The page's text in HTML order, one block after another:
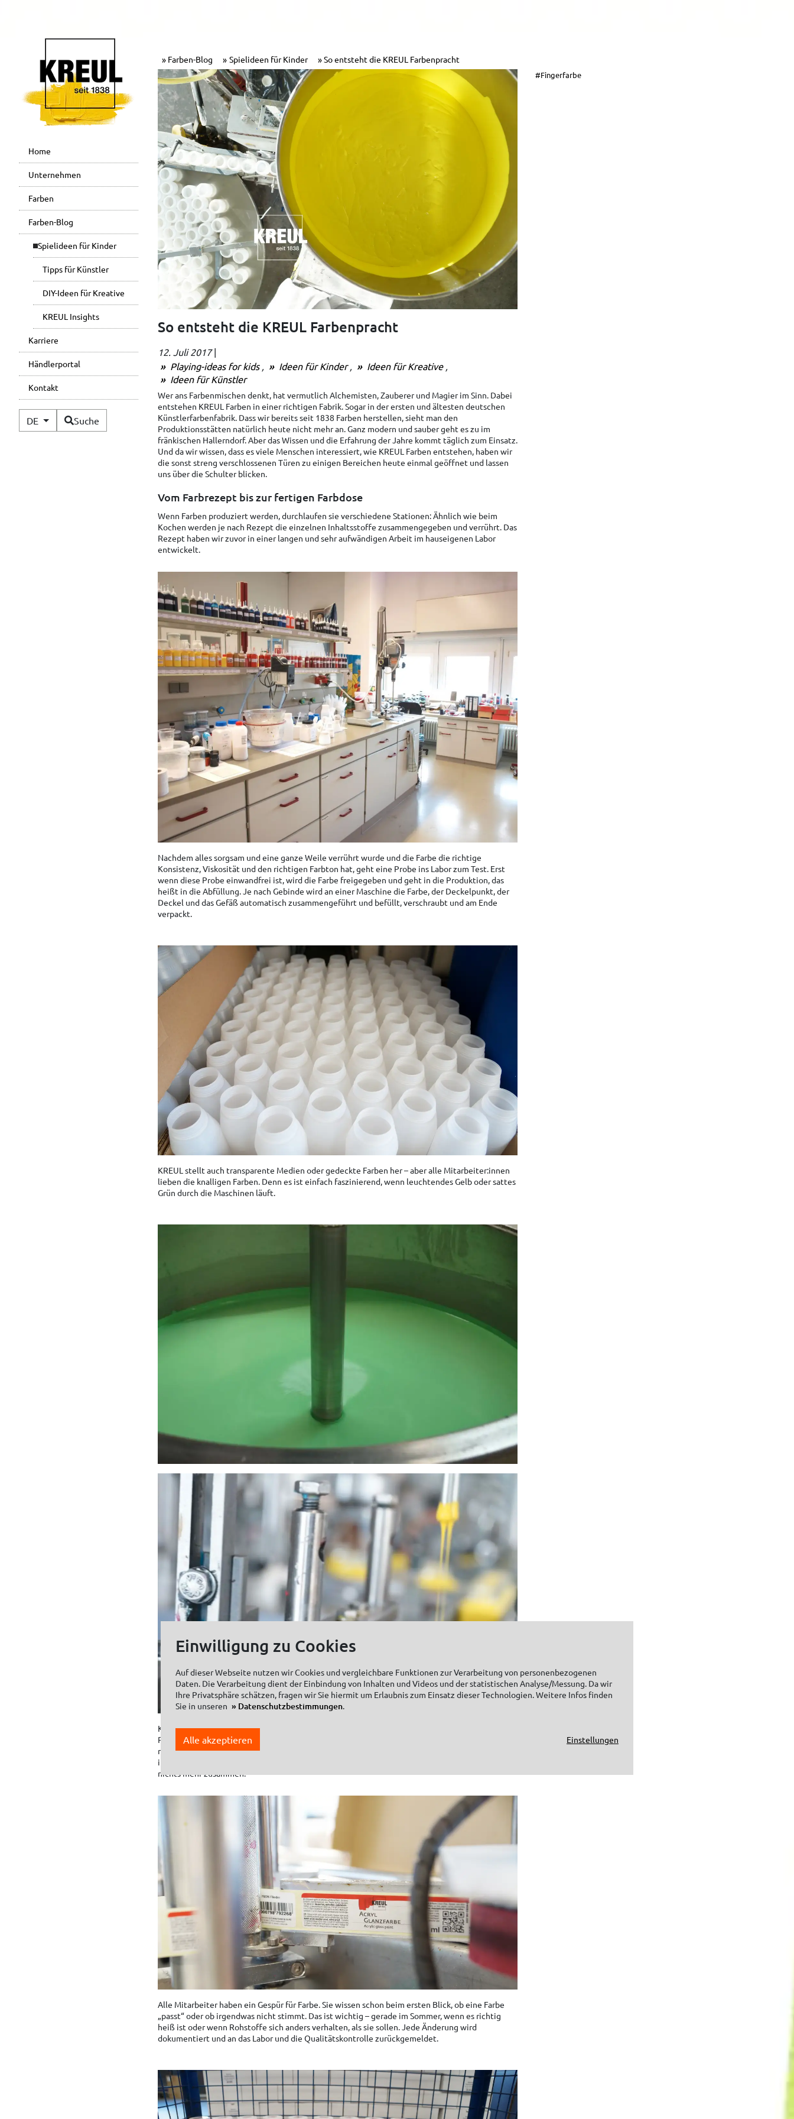
Home
Unternehmen
Farben
Farben-Blog
Spielideen für Kinder
Tipps für Künstler
DIY-Ideen für Kreative
KREUL Insights
Karriere
Händlerportal
Kontakt
DE Verfügbare Sprachen
Suche
Farben-Blog Spielideen für Kinder So entsteht die KREUL Farbenpracht
So entsteht die KREUL Farbenpracht
12. Juli 2017|
Playing-ideas for kids
Ideen für Kinder
Ideen für Kreative
Ideen für Künstler
Wer ans Farbenmischen denkt, hat vermutlich Alchemisten, Zauberer und Magier im Sinn. Dabei
entstehen KREUL Farben in einer richtigen Fabrik. Sogar in der ersten und ältesten deutschen
Künstlerfarbenfabrik. Dass wir bereits seit 1838 Farben herstellen, sieht man den
Produktionsstätten natürlich heute nicht mehr an. Ganz modern und sauber geht es zu im
fränkischen Hallerndorf. Aber das Wissen und die Erfahrung der Jahre kommt täglich zum Einsatz.
Und da wir wissen, dass es viele Menschen interessiert, wie KREUL Farben entstehen, haben wir
die sonst streng verschlossenen Türen zu einigen Bereichen heute einmal geöffnet und lassen
uns über die Schulter blicken.
Vom Farbrezept bis zur fertigen Farbdose
Wenn Farben produziert werden, durchlaufen sie verschiedene Stationen: Ähnlich wie beim
Kochen werden je nach Rezept die einzelnen Inhaltsstoffe zusammengegeben und verrührt. Das
Rezept haben wir zuvor in einer langen und sehr aufwändigen Arbeit im hauseigenen Labor
entwickelt.
Nachdem alles sorgsam und eine ganze Weile verrührt wurde und die Farbe die richtige
Konsistenz, Viskosität und den richtigen Farbton hat, geht eine Probe ins Labor zum Test. Erst
wenn diese Probe einwandfrei ist, wird die Farbe freigegeben und geht in die Produktion, das
heißt in die Abfüllung. Je nach Gebinde wird an einer Maschine die Farbe, der Deckelpunkt, der
Deckel und das Gefäß automatisch zusammengeführt und befüllt, verschraubt und am Ende
verpackt.
KREUL stellt auch transparente Medien oder gedeckte Farben her – aber alle Mitarbeiter:innen
lieben die knalligen Farben. Denn es ist einfach faszinierend, wenn leuchtendes Gelb oder sattes
Grün durch die Maschinen läuft.
KREUL Farben werden zwar kreativ und oftmals wild eingesetzt – bei allen
Produktionsprozessen muss jedoch sauber und ordentlich gearbeitet werden. Alles greift
nahtlos und reibungslos ineinander. Das heißt, auch die Etiketten und leeren Dosen müssen
immer so aussehen wie sie am Anfang der Produkteinführung definiert wurden, ansonsten passt
nichts mehr zusammen.
Alle Mitarbeiter haben ein Gespür für Farbe. Sie wissen schon beim ersten Blick, ob eine Farbe
„passt“ oder ob irgendwas nicht stimmt. Das ist wichtig – gerade im Sommer, wenn es richtig
heiß ist oder wenn Rohstoffe sich anders verhalten, als sie sollen. Jede Änderung wird
dokumentiert und an das Labor und die Qualitätskontrolle zurückgemeldet.
#Fingerfarbe
Einwilligung zu Cookies
Auf dieser Webseite nutzen wir Cookies und vergleichbare Funktionen zur Verarbeitung von personenbezogenen
Daten. Die Verarbeitung dient der Einbindung von Inhalten und Videos und der statistischen Analyse/Messung. Da wir
Ihre Privatsphäre schätzen, fragen wir Sie hiermit um Erlaubnis zum Einsatz dieser Technologien. Weitere Infos finden
Sie in unseren
Datenschutzbestimmungen.
Alle akzeptieren Einstellungen